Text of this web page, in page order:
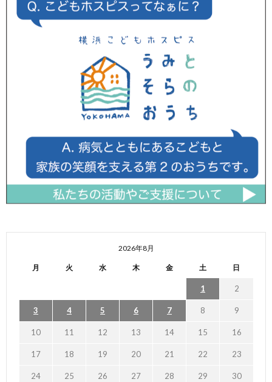
2026年8月
月 火 水 木 金 土 日
1 2
3 4 5 6 7 8 9
10 11 12 13 14 15 16
17 18 19 20 21 22 23
24 25 26 27 28 29 30